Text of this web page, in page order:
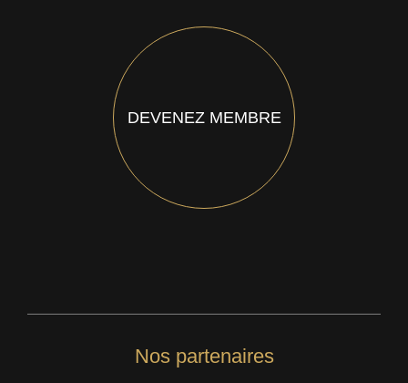
DEVENEZ MEMBRE
Nos partenaires